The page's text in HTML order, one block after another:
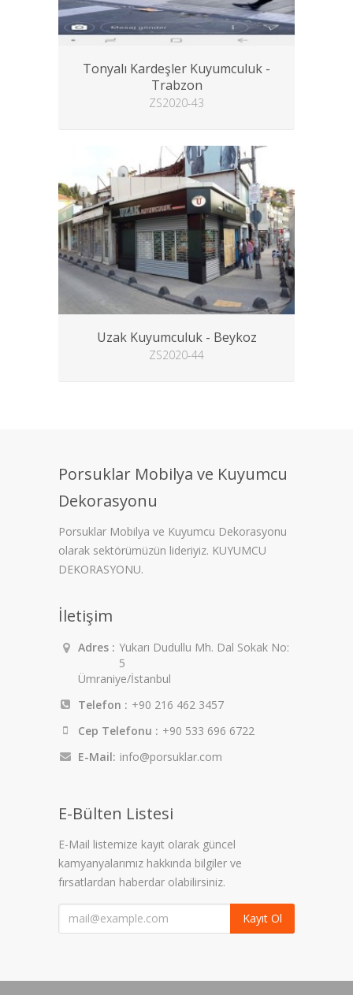
Tonyalı Kardeşler Kuyumculuk -
Trabzon
ZS2020-43
Uzak Kuyumculuk - Beykoz
ZS2020-44
Porsuklar Mobilya ve Kuyumcu
Dekorasyonu
Porsuklar Mobilya ve Kuyumcu Dekorasyonu
olarak sektörümüzün lideriyiz. KUYUMCU
DEKORASYONU.
İletişim
Adres : Yukarı Dudullu Mh. Dal Sokak No:
5
Ümraniye/İstanbul
Telefon : +90 216 462 3457
Cep Telefonu : +90 533 696 6722
E-Mail: info@porsuklar.com
E-Bülten Listesi
E-Mail listemize kayıt olarak güncel
kamyanyalarımız hakkında bilgiler ve
fırsatlardan haberdar olabilirsiniz.
Kayıt Ol